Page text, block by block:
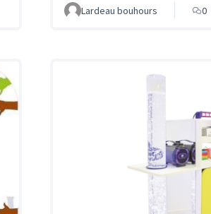
Lardeau bouhours 0